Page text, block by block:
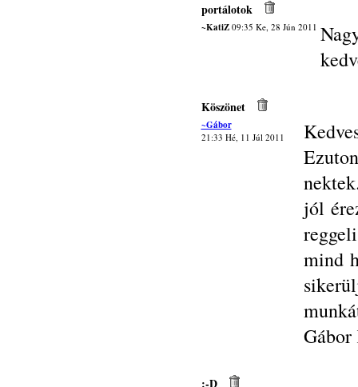
portálotok
~KatiZ09:35 Ke, 28 Jún 2011
Köszönet
~Gábor
21:33 Hé, 11 Júl 2011
jól
mind
:-D